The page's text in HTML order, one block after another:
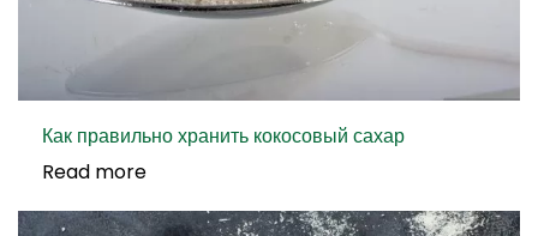
Как правильно хранить кокосовый сахар
Read more